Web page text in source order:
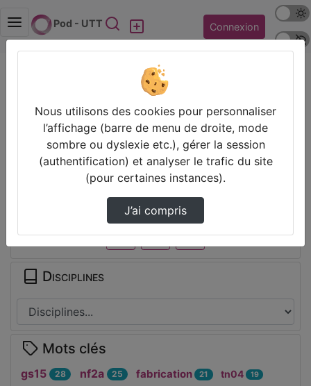
Pod - UTT Rechercher Connexion
Mode
Police
2022-04-01 10-43 (Écran, OC Studio).webm
Prendre des notes
Il n’y a pas de note disponible pour vous pour cette vidéo.
Connectez-vous pour en créer une nouvelle.
Disciplines
Mots clés
gs15 28 nf2a 25 fabrication 21 tn04 19
Nous utilisons des cookies pour personnaliser
l’affichage (barre de menu de droite, mode
sombre ou dyslexie etc.), gérer la session
(authentification) et analyser le trafic du site
(pour certaines instances).
J’ai compris